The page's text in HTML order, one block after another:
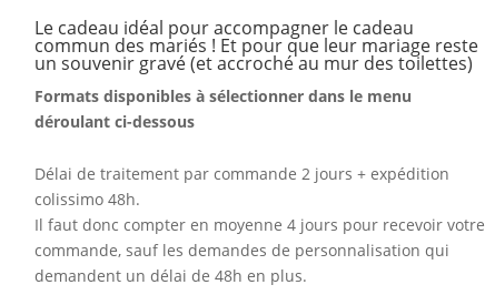
Le cadeau idéal pour accompagner le cadeau
commun des mariés ! Et pour que leur mariage reste
un souvenir gravé (et accroché au mur des toilettes)
Formats disponibles à sélectionner dans le menu
déroulant ci-dessous
Délai de traitement par commande 2 jours + expédition
colissimo 48h.
Il faut donc compter en moyenne 4 jours pour recevoir votre
commande, sauf les demandes de personnalisation qui
demandent un délai de 48h en plus.